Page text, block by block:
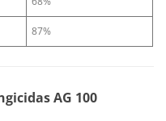
87%
AG 100